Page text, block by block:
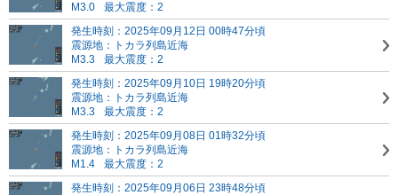
M3.0
最大震度：2
発生時刻：2025年09月12日 00時47分頃
震源地：トカラ列島近海
M3.3
最大震度：2
発生時刻：2025年09月10日 19時20分頃
震源地：トカラ列島近海
M3.3
最大震度：2
発生時刻：2025年09月08日 01時32分頃
震源地：トカラ列島近海
M1.4
最大震度：2
発生時刻：2025年09月06日 23時48分頃